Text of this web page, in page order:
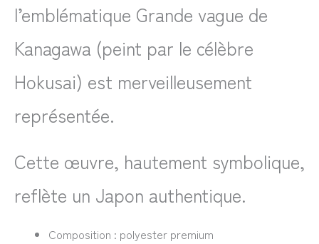
l’emblématique Grande vague de
Kanagawa (peint par le célèbre
Hokusai) est merveilleusement
représentée.
Cette œuvre, hautement symbolique,
reflète un Japon authentique.
Composition : polyester premium